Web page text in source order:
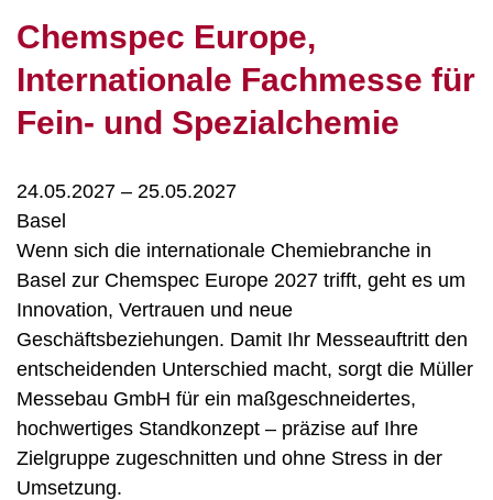
Chemspec Europe,
Internationale Fachmesse für
Fein- und Spezialchemie
24.05.2027 – 25.05.2027
Basel
Wenn sich die internationale Chemiebranche in
Basel zur Chemspec Europe 2027 trifft, geht es um
Innovation, Vertrauen und neue
Geschäftsbeziehungen. Damit Ihr Messeauftritt den
entscheidenden Unterschied macht, sorgt die Müller
Messebau GmbH für ein maßgeschneidertes,
hochwertiges Standkonzept – präzise auf Ihre
Zielgruppe zugeschnitten und ohne Stress in der
Umsetzung.